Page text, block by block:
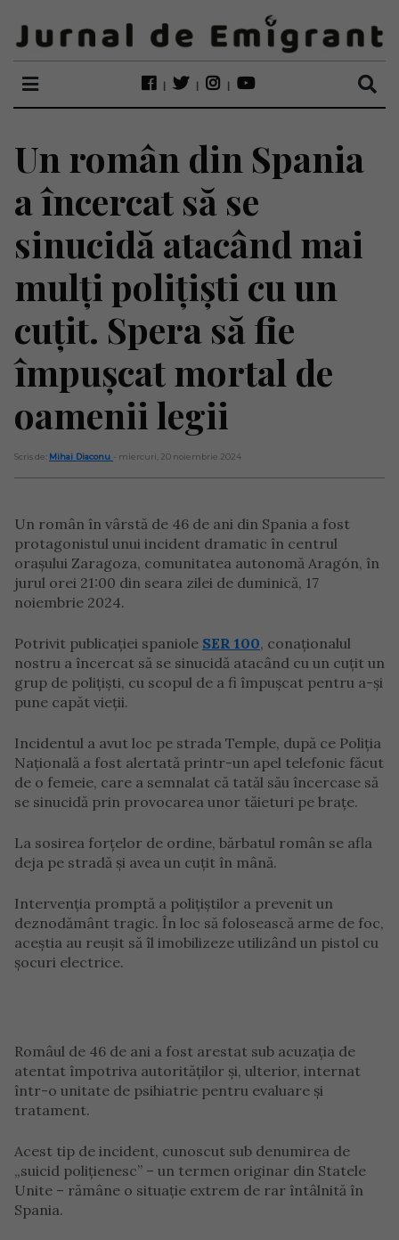
Un român din Spania
a încercat să se
sinucidă atacând mai
mulți polițiști cu un
cuțit. Spera să fie
împușcat mortal de
oamenii legii
Scris de: Mihai Diaconu - miercuri, 20 noiembrie 2024
Un român în vârstă de 46 de ani din Spania a fost
protagonistul unui incident dramatic în centrul
orașului Zaragoza, comunitatea autonomă Aragón, în
jurul orei 21:00 din seara zilei de duminică, 17
noiembrie 2024.
Potrivit publicației spaniole SER 100, conaționalul
nostru a încercat să se sinucidă atacând cu un cuțit un
grup de polițiști, cu scopul de a fi împușcat pentru a-și
pune capăt vieții.
Incidentul a avut loc pe strada Temple, după ce Poliția
Națională a fost alertată printr-un apel telefonic făcut
de o femeie, care a semnalat că tatăl său încercase să
se sinucidă prin provocarea unor tăieturi pe brațe.
La sosirea forțelor de ordine, bărbatul român se afla
deja pe stradă și avea un cuțit în mână.
Intervenția promptă a polițiștilor a prevenit un
deznodământ tragic. În loc să folosească arme de foc,
aceștia au reușit să îl imobilizeze utilizând un pistol cu
șocuri electrice.
Româul de 46 de ani a fost arestat sub acuzația de
atentat împotriva autorităților și, ulterior, internat
într-o unitate de psihiatrie pentru evaluare și
tratament.
Acest tip de incident, cunoscut sub denumirea de
„suicid polițienesc” – un termen originar din Statele
Unite – rămâne o situație extrem de rar întâlnită în
Spania.